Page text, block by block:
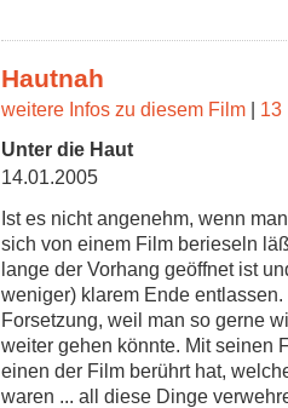
Hautnah
weitere Infos zu diesem Film | 13
Unter die Haut
14.01.2005
Ist es nicht angenehm, wenn
sich von einem Film berieseln
lange der Vorhang geöffnet ist
weniger) klarem Ende
Forsetzung, weil man so gerne
weiter gehen könnte. Mit seinen
einen der Film berührt hat,
waren ... all diese Dinge